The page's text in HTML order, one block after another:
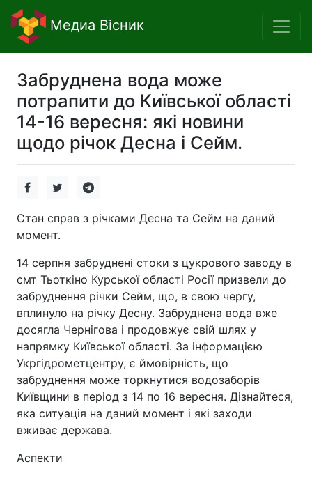
Медиа Вісник
Забруднена вода може
потрапити до Київської області
14-16 вересня: які новини
щодо річок Десна і Сейм.
Стан справ з річками Десна та Сейм на даний
момент.
14 серпня забруднені стоки з цукрового заводу в
смт Тьоткіно Курської області Росії призвели до
забруднення річки Сейм, що, в свою чергу,
вплинуло на річку Десну. Забруднена вода вже
досягла Чернігова і продовжує свій шлях у
напрямку Київської області. За інформацією
Укргідрометцентру, є ймовірність, що
забруднення може торкнутися водозаборів
Київщини в період з 14 по 16 вересня. Дізнайтеся,
яка ситуація на даний момент і які заходи
вживає держава.
Аспекти